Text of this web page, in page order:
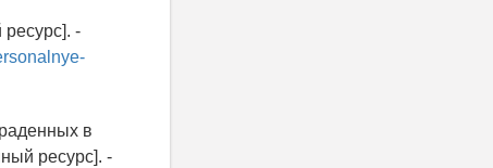
-
в
ресурс]. -